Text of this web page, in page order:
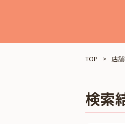
TOP 店
検索